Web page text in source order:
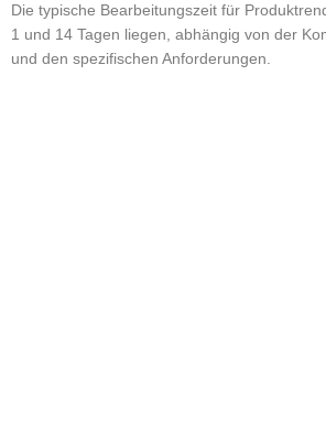
Die typische Bearbeitungszeit für
1 und 14 Tagen liegen, abhängig von der
und den spezifischen Anforderungen.